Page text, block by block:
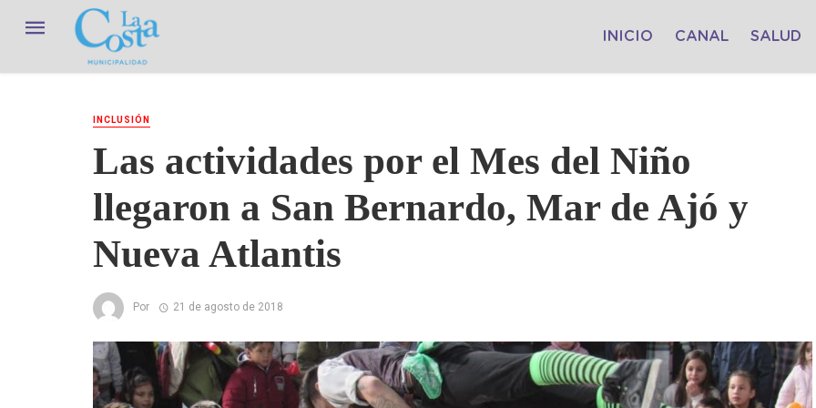
INICIO CANAL SALUD
INCLUSIÓN
Las actividades por el Mes del Niño
llegaron a San Bernardo, Mar de Ajó y
Nueva Atlantis
Por 21 de agosto de 2018